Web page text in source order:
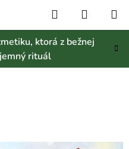
ktorá z bežnej
rituál
Hľadať
KOŠÍK